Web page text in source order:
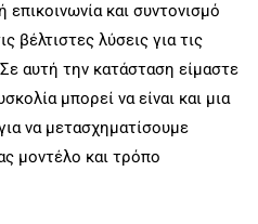
και συντονισμό
βέλτιστες λύσεις για τις
αυτή την κατάσταση είμαστε
μπορεί να είναι και μια
να μετασχηματίσουμε
μοντέλο και τρόπο